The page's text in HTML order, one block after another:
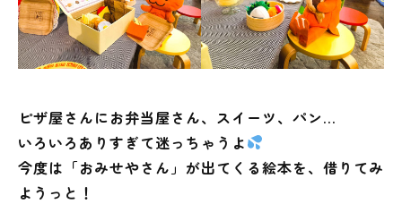
ピザ屋さんにお弁当屋さん、スイーツ、パン…
いろいろありすぎて迷っちゃうよ
今度は「おみせやさん」が出てくる絵本を、借りてみ
ようっと！